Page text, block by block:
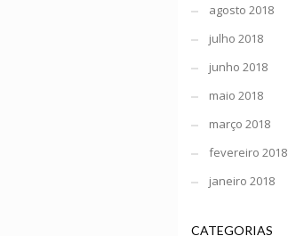
agosto 2018
julho 2018
junho 2018
maio 2018
março 2018
fevereiro 2018
janeiro 2018
CATEGORIAS